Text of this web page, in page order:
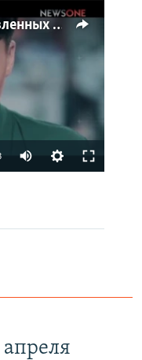
Страна самых высокопоставленных телеведущих. Почему политики захватили телеэфир Украины
available